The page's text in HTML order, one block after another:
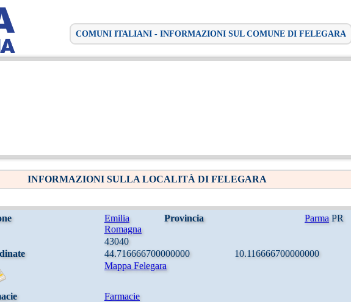
COMUNI ITALIANI - INFORMAZIONI SUL COMUNE DI FELEGARA
INFORMAZIONI SULLA LOCALITÀ DI FELEGARA
Emilia
Romagna
Provincia ParmaPR
43040
44.716666700000000
10.116666700000000
Mappa Felegara
Farmacie